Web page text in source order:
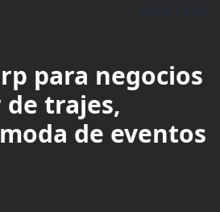
para negocios
trajes,
de eventos